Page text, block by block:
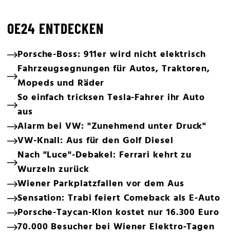
OE24 ENTDECKEN
Porsche-Boss: 911er wird nicht elektrisch
Fahrzeugsegnungen für Autos, Traktoren,
Mopeds und Räder
So einfach tricksen Tesla-Fahrer ihr Auto
aus
Alarm bei VW: "Zunehmend unter Druck"
VW-Knall: Aus für den Golf Diesel
Nach "Luce"-Debakel: Ferrari kehrt zu
Wurzeln zurück
Wiener Parkplatzfallen vor dem Aus
Sensation: Trabi feiert Comeback als E-Auto
Porsche-Taycan-Klon kostet nur 16.300 Euro
70.000 Besucher bei Wiener Elektro-Tagen